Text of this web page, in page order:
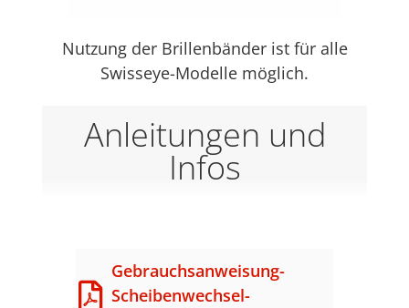
Nutzung der Brillenbänder ist für alle
Swisseye-Modelle möglich.
Anleitungen und
Infos
Gebrauchsanweisung-
Scheibenwechsel-